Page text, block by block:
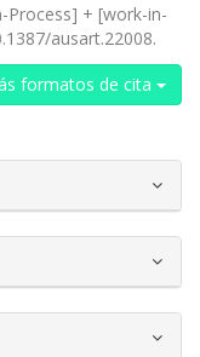
Process] + [work-in-
ausart.22008.
formatos de cita